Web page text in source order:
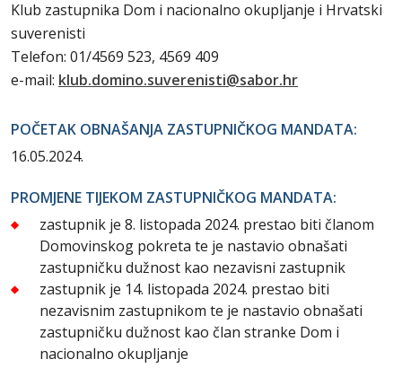
Klub zastupnika Dom i nacionalno okupljanje i Hrvatski
suverenisti
Telefon: 01/4569 523, 4569 409
e-mail: klub.domino.suverenisti@sabor.hr
POČETAK OBNAŠANJA ZASTUPNIČKOG MANDATA:
16.05.2024.
PROMJENE TIJEKOM ZASTUPNIČKOG MANDATA:
zastupnik je 8. listopada 2024. prestao biti članom
Domovinskog pokreta te je nastavio obnašati
zastupničku dužnost kao nezavisni zastupnik
zastupnik je 14. listopada 2024. prestao biti
nezavisnim zastupnikom te je nastavio obnašati
zastupničku dužnost kao član stranke Dom i
nacionalno okupljanje